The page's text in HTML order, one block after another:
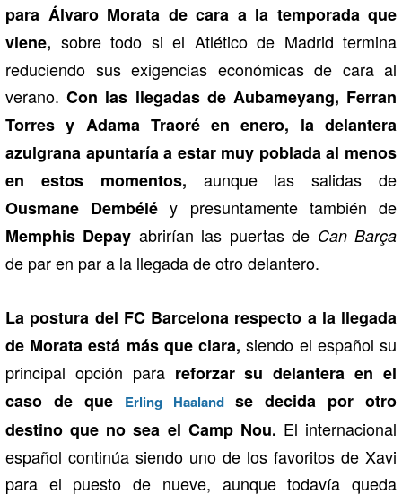
para Álvaro Morata de cara a la temporada que
viene, sobre todo si el Atlético de Madrid termina
reduciendo sus exigencias económicas de cara al
verano. Con las llegadas de Aubameyang, Ferran
Torres y Adama Traoré en enero, la delantera
azulgrana apuntaría a estar muy poblada al menos
en estos momentos, aunque las salidas de
Ousmane Dembélé y presuntamente también de
Memphis Depay abrirían las puertas de Can Barça
de par en par a la llegada de otro delantero.
La postura del FC Barcelona respecto a la llegada
de Morata está más que clara, siendo el español su
principal opción para reforzar su delantera en el
caso de que
Erling Haalandse decida por otro
destino que no sea el Camp Nou. El internacional
español continúa siendo uno de los favoritos de Xavi
para el puesto de nueve, aunque todavía queda